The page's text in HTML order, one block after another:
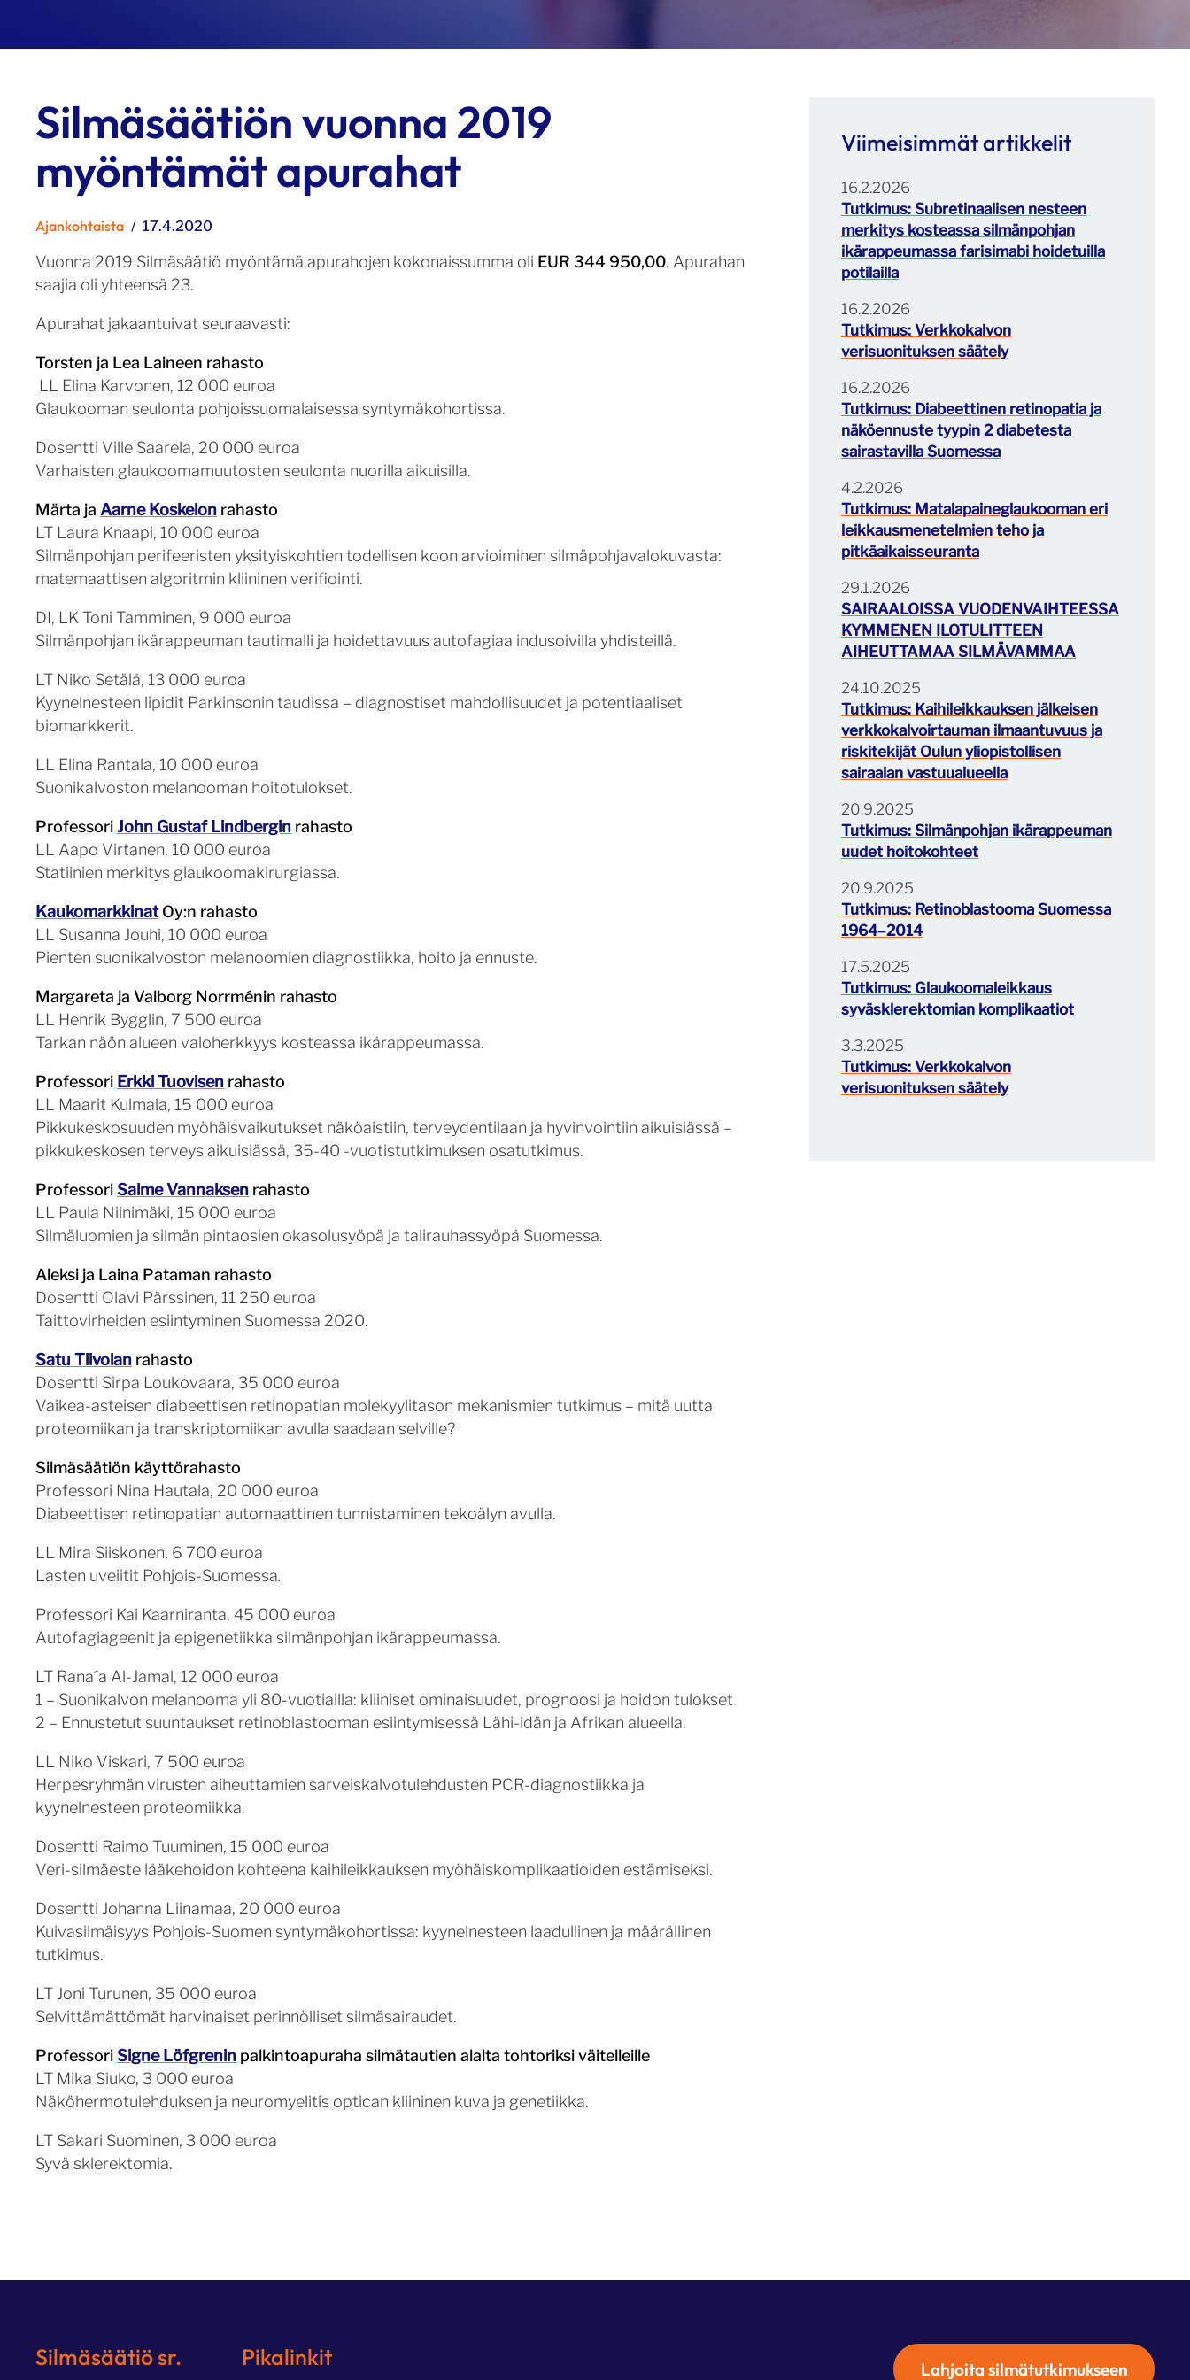
Silmäsäätiön vuonna 2019
myöntämät apurahat
Kategoriat
Ajankohtaista Julkaistu
17.4.2020
Vuonna 2019 Silmäsäätiö myöntämä apurahojen kokonaissumma oli EUR 344 950,00. Apurahan
saajia oli yhteensä 23.
Apurahat jakaantuivat seuraavasti:
Torsten ja Lea Laineen rahasto
LL Elina Karvonen, 12 000 euroa
Glaukooman seulonta pohjoissuomalaisessa syntymäkohortissa.
Dosentti Ville Saarela, 20 000 euroa
Varhaisten glaukoomamuutosten seulonta nuorilla aikuisilla.
Märta ja Aarne Koskelon rahasto
LT Laura Knaapi, 10 000 euroa
Silmänpohjan perifeeristen yksityiskohtien todellisen koon arvioiminen silmäpohjavalokuvasta:
matemaattisen algoritmin kliininen verifiointi.
DI, LK Toni Tamminen, 9 000 euroa
Silmänpohjan ikärappeuman tautimalli ja hoidettavuus autofagiaa indusoivilla yhdisteillä.
LT Niko Setälä, 13 000 euroa
Kyynelnesteen lipidit Parkinsonin taudissa – diagnostiset mahdollisuudet ja potentiaaliset
biomarkkerit.
LL Elina Rantala, 10 000 euroa
Suonikalvoston melanooman hoitotulokset.
ProfessoriJohn Gustaf Lindbergin rahasto
LL Aapo Virtanen, 10 000 euroa
Statiinien merkitys glaukoomakirurgiassa.
KaukomarkkinatOy:n rahasto
LL Susanna Jouhi, 10 000 euroa
Pienten suonikalvoston melanoomien diagnostiikka, hoito ja ennuste.
Margareta ja Valborg Norrménin rahasto
LL Henrik Bygglin, 7 500 euroa
Tarkan näön alueen valoherkkyys kosteassa ikärappeumassa.
Professori Erkki Tuovisen rahasto
LL Maarit Kulmala, 15 000 euroa
Pikkukeskosuuden myöhäisvaikutukset näköaistiin, terveydentilaan ja hyvinvointiin aikuisiässä –
pikkukeskosen terveys aikuisiässä, 35-40 -vuotistutkimuksen osatutkimus.
ProfessoriSalme Vannaksen rahasto
LL Paula Niinimäki, 15 000 euroa
Silmäluomien ja silmän pintaosien okasolusyöpä ja talirauhassyöpä Suomessa.
Aleksi ja Laina Pataman rahasto
Dosentti Olavi Pärssinen, 11 250 euroa
Taittovirheiden esiintyminen Suomessa 2020.
Satu Tiivolan rahasto
Dosentti Sirpa Loukovaara, 35 000 euroa
Vaikea-asteisen diabeettisen retinopatian molekyylitason mekanismien tutkimus – mitä uutta
proteomiikan ja transkriptomiikan avulla saadaan selville?
Silmäsäätiön käyttörahasto
Professori Nina Hautala, 20 000 euroa
Diabeettisen retinopatian automaattinen tunnistaminen tekoälyn avulla.
LL Mira Siiskonen, 6 700 euroa
Lasten uveiitit Pohjois-Suomessa.
Professori Kai Kaarniranta, 45 000 euroa
Autofagiageenit ja epigenetiikka silmänpohjan ikärappeumassa.
LT Rana´a Al-Jamal, 12 000 euroa
1 – Suonikalvon melanooma yli 80-vuotiailla: kliiniset ominaisuudet, prognoosi ja hoidon tulokset
2 – Ennustetut suuntaukset retinoblastooman esiintymisessä Lähi-idän ja Afrikan alueella.
LL Niko Viskari, 7 500 euroa
Herpesryhmän virusten aiheuttamien sarveiskalvotulehdusten PCR-diagnostiikka ja
kyynelnesteen proteomiikka.
Dosentti Raimo Tuuminen, 15 000 euroa
Veri-silmäeste lääkehoidon kohteena kaihileikkauksen myöhäiskomplikaatioiden estämiseksi.
Dosentti Johanna Liinamaa, 20 000 euroa
Kuivasilmäisyys Pohjois-Suomen syntymäkohortissa: kyynelnesteen laadullinen ja määrällinen
tutkimus.
LT Joni Turunen, 35 000 euroa
Selvittämättömät harvinaiset perinnölliset silmäsairaudet.
ProfessoriSigne Löfgrenin palkintoapuraha silmätautien alalta tohtoriksi väitelleille
LT Mika Siuko, 3 000 euroa
Näköhermotulehduksen ja neuromyelitis optican kliininen kuva ja genetiikka.
LT Sakari Suominen, 3 000 euroa
Syvä sklerektomia.
Viimeisimmät artikkelit
Tutkimus: Subretinaalisen nesteen
merkitys kosteassa silmänpohjan
ikärappeumassa farisimabi hoidetuilla
potilailla
16.2.2026
Tutkimus: Verkkokalvon
verisuonituksen säätely
16.2.2026
Tutkimus: Diabeettinen retinopatia ja
näköennuste tyypin 2 diabetesta
sairastavilla Suomessa
16.2.2026
Tutkimus: Matalapaineglaukooman eri
leikkausmenetelmien teho ja
pitkäaikaisseuranta
4.2.2026
SAIRAALOISSA VUODENVAIHTEESSA
KYMMENEN ILOTULITTEEN
AIHEUTTAMAA SILMÄVAMMAA
29.1.2026
Tutkimus: Kaihileikkauksen jälkeisen
verkkokalvoirtauman ilmaantuvuus ja
riskitekijät Oulun yliopistollisen
sairaalan vastuualueella
24.10.2025
Tutkimus: Silmänpohjan ikärappeuman
uudet hoitokohteet
20.9.2025
Tutkimus: Retinoblastooma Suomessa
1964–2014
20.9.2025
Tutkimus: Glaukoomaleikkaus
syväsklerektomian komplikaatiot
17.5.2025
Tutkimus: Verkkokalvon
verisuonituksen säätely
3.3.2025
Silmäsäätiö sr. Pikalinkit Lahjoita silmätutkimukseen